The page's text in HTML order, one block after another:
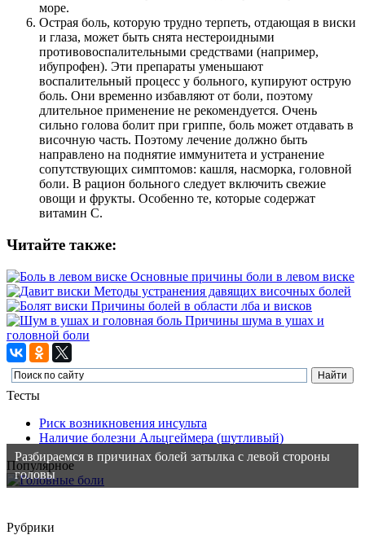
море.
Острая боль, которую трудно терпеть, отдающая в виски
и глаза, может быть снята нестероидными
противовоспалительными средствами (например,
ибупрофен). Эти препараты уменьшают
воспалительный процесс у больного, купируют острую
боль. Они временно избавляют от боли, поэтому
длительное применение не рекомендуется. Очень
сильно голова болит при гриппе, боль может отдавать в
височную часть. Поэтому лечение должно быть
направлено на поднятие иммунитета и устранение
сопутствующих симптомов: кашля, насморка, головной
боли. В рацион больного следует включить свежие
овощи и фрукты. Особенно те, которые содержат
витамин С.
Читайте также:
Основные причины боли в левом виске
Методы устранения давящих височных болей
Причины болей в области лба и висков
Причины шума в ушах и
головной боли
Тесты
Риск возникновения инсульта
Наличие болезни Альцгеймера (шутливый)
Популярное
Разбираемся в причинах болей затылка с левой стороны
головы
Рубрики